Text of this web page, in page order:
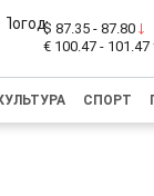
$ 87.35 - 87.80
€ 100.47 - 101.47
СПОРТ